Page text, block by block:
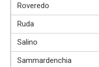
Roveredo
Ruda
Salino
Sammardenchia